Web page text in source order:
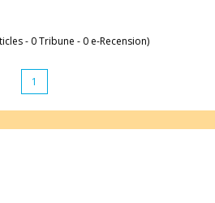
- 0 Tribune - 0 e-Recension)
1